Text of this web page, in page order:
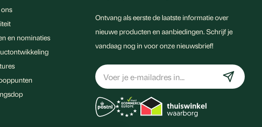
en nominaties
Ontvang als eerste de laatste informatie over
nieuwe producten en aanbiedingen. Schrijf je
vandaag nog in voor onze nieuwsbrief!
E-
mailadres